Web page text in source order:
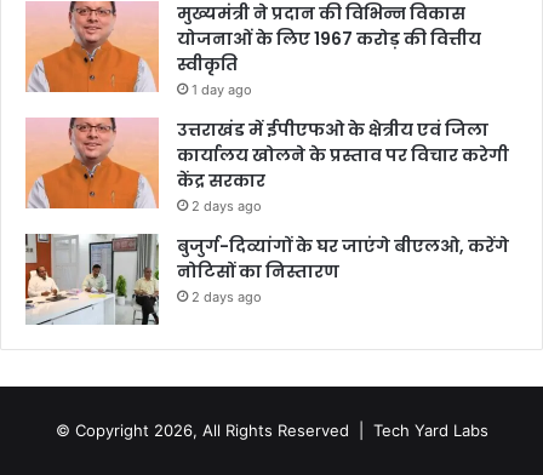
मुख्यमंत्री ने प्रदान की विभिन्न विकास
योजनाओं के लिए 1967 करोड़ की वित्तीय
स्वीकृति
1 day ago
उत्तराखंड में ईपीएफओ के क्षेत्रीय एवं जिला
कार्यालय खोलने के प्रस्ताव पर विचार करेगी
केंद्र सरकार
2 days ago
बुजुर्ग-दिव्यांगों के घर जाएंगे बीएलओ, करेंगे
नोटिसों का निस्तारण
2 days ago
© Copyright 2026, All Rights Reserved | Tech Yard Labs